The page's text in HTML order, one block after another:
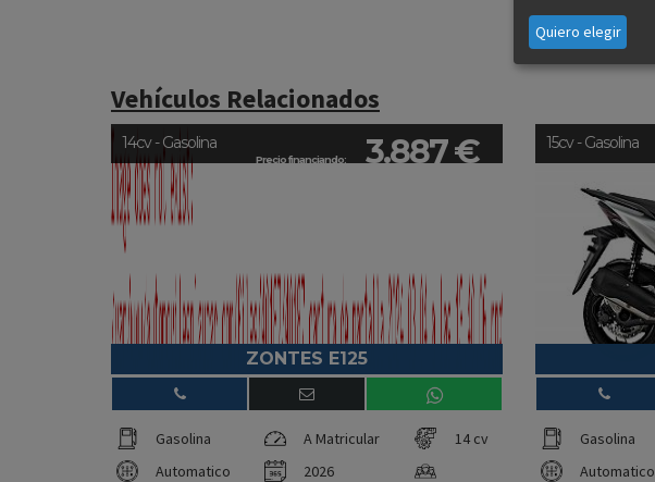
Vehículos Relacionados
Precio financiando: 3.887 €
14cv - Gasolina
ZONTES E125
Gasolina A Matricular
14 cv
Automatico
2026
15cv - Gasolina
Gasolina
Automatico
Quiero elegir